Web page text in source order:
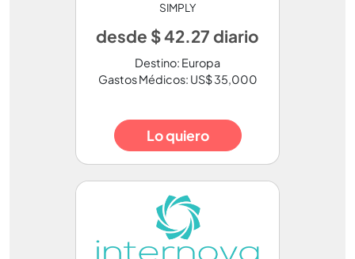
SIMPLY
desde $ 42.27 diario
Destino: Europa
Gastos Médicos: US$ 35,000
Lo quiero